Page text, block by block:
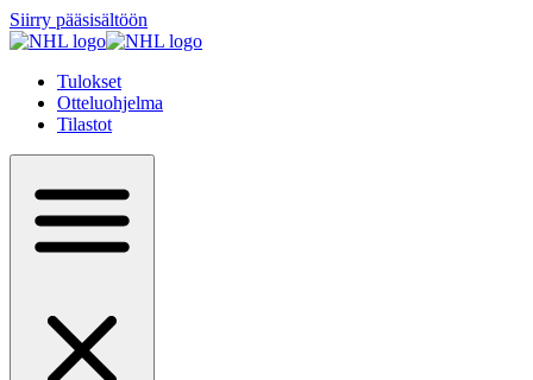
Siirry pääsisältöön
Tulokset
Otteluohjelma
Tilastot